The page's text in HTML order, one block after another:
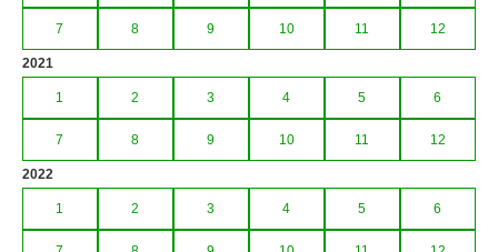
7 8 9 10 11 12
2021
1 2 3 4 5 6
7 8 9 10 11 12
2022
1 2 3 4 5 6